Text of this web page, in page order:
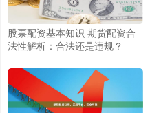
股票配资基本知识 期货配资合
法性解析：合法还是违规？